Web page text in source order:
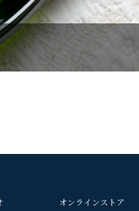
オンラインストア